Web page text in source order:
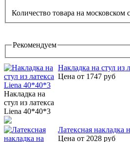
Количество товара на московском
Рекомендуем
Накладка на
стул из латекса
Liena 40*40*3
Накладка на стул из
Цена от 1747 руб
Латексная накладка
Цена от 2028 руб